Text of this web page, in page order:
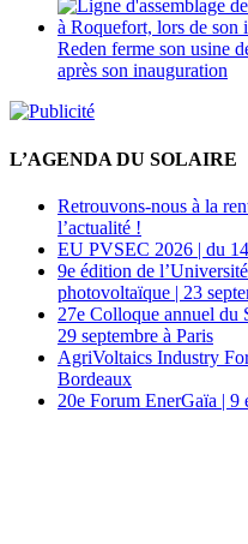
Reden ferme son usine
après son inauguration
L’AGENDA DU SOLAIRE
Retrouvons-nous à la
l’actualité !
EU PVSEC 2026 | du
9e édition de
photovoltaïque | 23
27e Colloque annuel du
29 septembre à Paris
AgriVoltaics Industry
Bordeaux
20e Forum EnerGaïa | 9